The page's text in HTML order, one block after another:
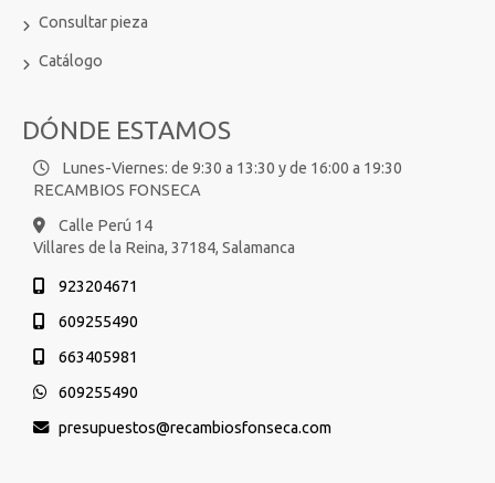
Consultar pieza
Catálogo
DÓNDE ESTAMOS
Lunes-Viernes: de 9:30 a 13:30 y de 16:00 a 19:30
RECAMBIOS FONSECA
Calle Perú 14
Villares de la Reina, 37184, Salamanca
923204671
609255490
663405981
609255490
presupuestos
recambiosfonseca.com